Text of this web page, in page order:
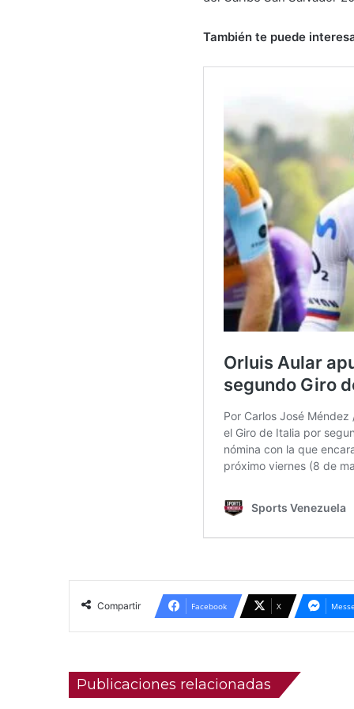
También te puede
Compartir Facebook X
Publicaciones relacionadas